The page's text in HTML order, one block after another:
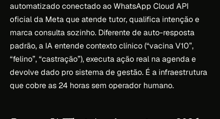
automatizado conectado ao WhatsApp Cloud API
oficial da Meta que atende tutor, qualifica intenção e
marca consulta sozinho. Diferente de auto-resposta
padrão, a IA entende contexto clínico (“vacina V10”,
“felino”, “castração”), executa ação real na agenda e
devolve dado pro sistema de gestão. É a infraestrutura
que cobre as 24 horas sem operador humano.